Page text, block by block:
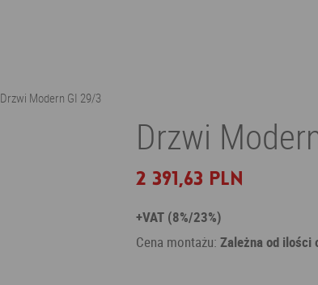
Drzwi Modern GI 29/3
Drzwi
2 391,63 PLN
+VAT (8%/23%)
Cena montażu: Zależna od ilości